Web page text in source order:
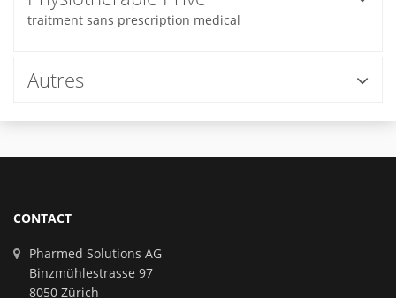
traitment sans prescription medical
Autres
CONTACT
Pharmed Solutions AG
Binzmühlestrasse 97
8050 Zürich